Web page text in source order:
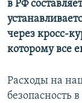
в РФ
через кросс-
которому все
Расходы на
безопасность